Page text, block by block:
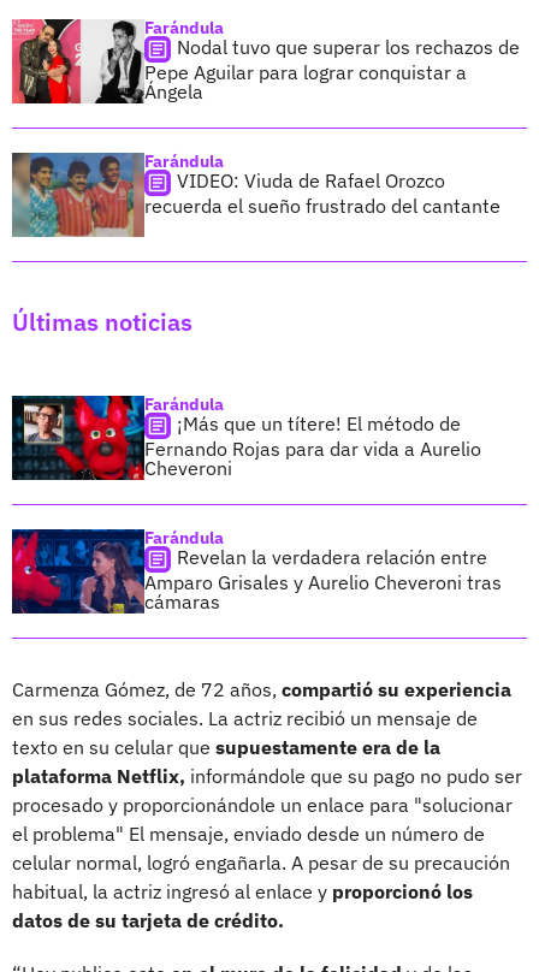
Farándula
Nodal tuvo que superar los rechazos de
Pepe Aguilar para lograr conquistar a
Ángela
Farándula
VIDEO: Viuda de Rafael Orozco
recuerda el sueño frustrado del cantante
Últimas noticias
Farándula
¡Más que un títere! El método de
Fernando Rojas para dar vida a Aurelio
Cheveroni
Farándula
Revelan la verdadera relación entre
Amparo Grisales y Aurelio Cheveroni tras
cámaras
Carmenza Gómez, de 72 años, compartió su experiencia
en sus redes sociales. La actriz recibió un mensaje de
texto en su celular que supuestamente era de la
plataforma Netflix, informándole que su pago no pudo ser
procesado y proporcionándole un enlace para "solucionar
el problema" El mensaje, enviado desde un número de
celular normal, logró engañarla. A pesar de su precaución
habitual, la actriz ingresó al enlace y proporcionó los
datos de su tarjeta de crédito.